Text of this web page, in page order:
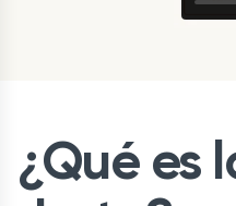
¿Qué es